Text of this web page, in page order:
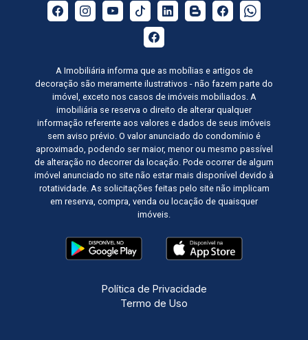
A Imobiliária informa que as mobílias e artigos de
decoração são meramente ilustrativos - não fazem parte do
imóvel, exceto nos casos de imóveis mobiliados. A
imobiliária se reserva o direito de alterar qualquer
informação referente aos valores e dados de seus imóveis
sem aviso prévio. O valor anunciado do condomínio é
aproximado, podendo ser maior, menor ou mesmo passível
de alteração no decorrer da locação. Pode ocorrer de algum
imóvel anunciado no site não estar mais disponível devido à
rotatividade. As solicitações feitas pelo site não implicam
em reserva, compra, venda ou locação de quaisquer
imóveis.
Política de Privacidade
Termo de Uso